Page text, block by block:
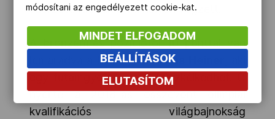
szerzett. Rióban a 14. helyen végzett.
A bronzérmes pozíciótól 10 ponttal van
lemaradva a holland Nicholas Heiner
egy futamgyőzelemmel büszkélkedhet. Ő
nyerte a 2018-as összevont olimpiai
kvalifikációs világbajnokság
módosítani az engedélyezett cookie-kat.
MINDET ELFOGADOM
BEÁLLÍTÁSOK
ELUTASÍTOM